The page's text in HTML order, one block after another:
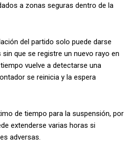
a zonas seguras dentro de la
del partido solo puede darse
que se registre un nuevo rayo en
vuelve a detectarse una
se reinicia y la espera
de tiempo para la suspensión, por
extenderse varias horas si
adversas.